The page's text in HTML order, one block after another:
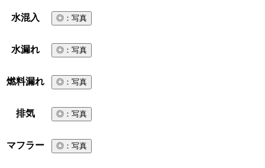
水混入 ◎ ：写真
水漏れ ◎ ：写真
燃料漏れ ◎ ：写真
排気 ◎ ：写真
マフラー ◎ ：写真